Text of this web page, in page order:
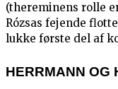
(thereminens rolle
Rózsas fejende
lukke første del af
HERRMANN OG